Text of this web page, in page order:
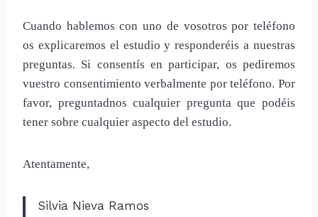
Cuando hablemos con uno de vosotros por teléfono
os explicaremos el estudio y responderéis a nuestras
preguntas. Si consentís en participar, os pediremos
vuestro consentimiento verbalmente por teléfono. Por
favor, preguntadnos cualquier pregunta que podéis
tener sobre cualquier aspecto del estudio.
Atentamente,
Silvia Nieva Ramos